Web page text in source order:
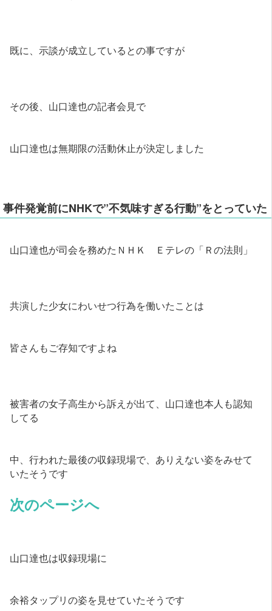
既に、示談が成立しているとの事ですが
その後、山口達也の記者会見で
山口達也は無期限の活動休止が決定しました
事件発覚前にNHKで”不気味すぎる行動”をとっていた
山口達也が司会を務めたＮＨＫ Ｅテレの「Ｒの法則」
共演した少女にわいせつ行為を働いたことは
皆さんもご存知ですよね
被害者の女子高生から訴えが出て、山口達也本人も認知
してる
中、行われた最後の収録現場で、ありえない姿をみせて
いたそうです
次のページへ
山口達也は収録現場に
余裕タップリの姿を見せていたそうです